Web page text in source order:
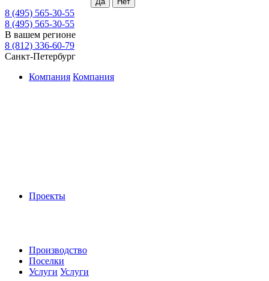
8 (495) 565-30-55
8 (495) 565-30-55
В вашем регионе
8 (812) 336-60-79
Санкт-Петербург
Компания Компания
Проекты
Производство
Поселки
Услуги Услуги